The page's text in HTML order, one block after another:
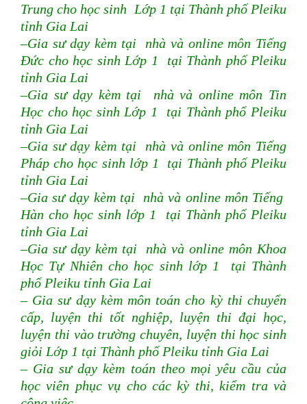
Trung cho học sinh Lớp 1 tại Thành phố Pleiku
tỉnh Gia Lai
–Gia sư dạy kèm tại nhà và online môn Tiếng
Đức cho học sinh Lớp 1 tại Thành phố Pleiku
tỉnh Gia Lai
–Gia sư dạy kèm tại nhà và online môn Tin
Học cho học sinh Lớp 1 tại Thành phố Pleiku
tỉnh Gia Lai
–Gia sư dạy kèm tại nhà và online môn Tiếng
Pháp cho học sinh lớp 1 tại Thành phố Pleiku
tỉnh Gia Lai
–Gia sư dạy kèm tại nhà và online môn Tiếng
Hàn cho học sinh lớp 1 tại Thành phố Pleiku
tỉnh Gia Lai
–Gia sư dạy kèm tại nhà và online môn Khoa
Học Tự Nhiên cho học sinh lớp 1 tại Thành
phố Pleiku tỉnh Gia Lai
– Gia sư dạy kèm môn toán cho kỳ thi chuyển
cấp, luyện thi tốt nghiệp, luyện thi đại học,
luyện thi vào trường chuyên, luyện thi học sinh
giỏi Lớp 1 tại Thành phố Pleiku tỉnh Gia Lai
– Gia sư dạy kèm toán theo mọi yêu cầu của
học viên phục vụ cho các kỳ thi, kiểm tra và